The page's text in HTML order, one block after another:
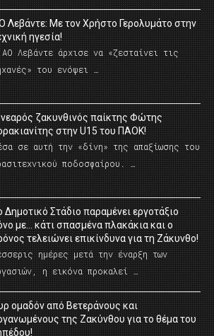
Λεβάντε: Με τον Χρήστο Γερολυμάτο στην
ηγεσία!
Λεβάντε άρχισε να «ζεσταίνει τις
του ενόψει …
νεαρός ζακυνθινός παίκτης Φώτης
στην U15 του ΠΑΟΚ!
σε αυτή την «δίνη» της απαξίωσης του
ποδοσφαίρου. …
Δημοτικό Στάδιο παραμένει εργοτάξιο
με… κάτι σπασμένα πλακάκια και ο
τελειώνει επικίνδυνα για τη Ζάκυνθο!
ημέρες μετά την έναρξη των
η εικόνα προκαλεί …
ομαδόν από Βετεράνους και
της Ζακύνθου για το θέμα του